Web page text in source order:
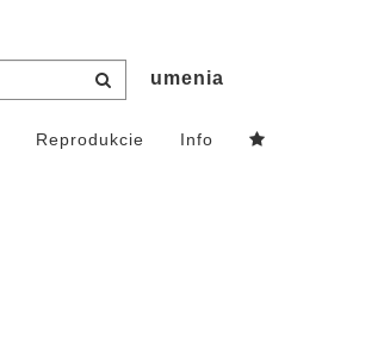
umenia
Reprodukcie Info